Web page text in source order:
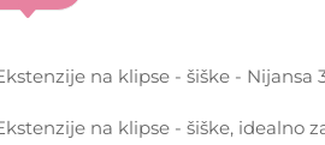
na klipse - šiške - Nijansa
na klipse - šiške, idealno